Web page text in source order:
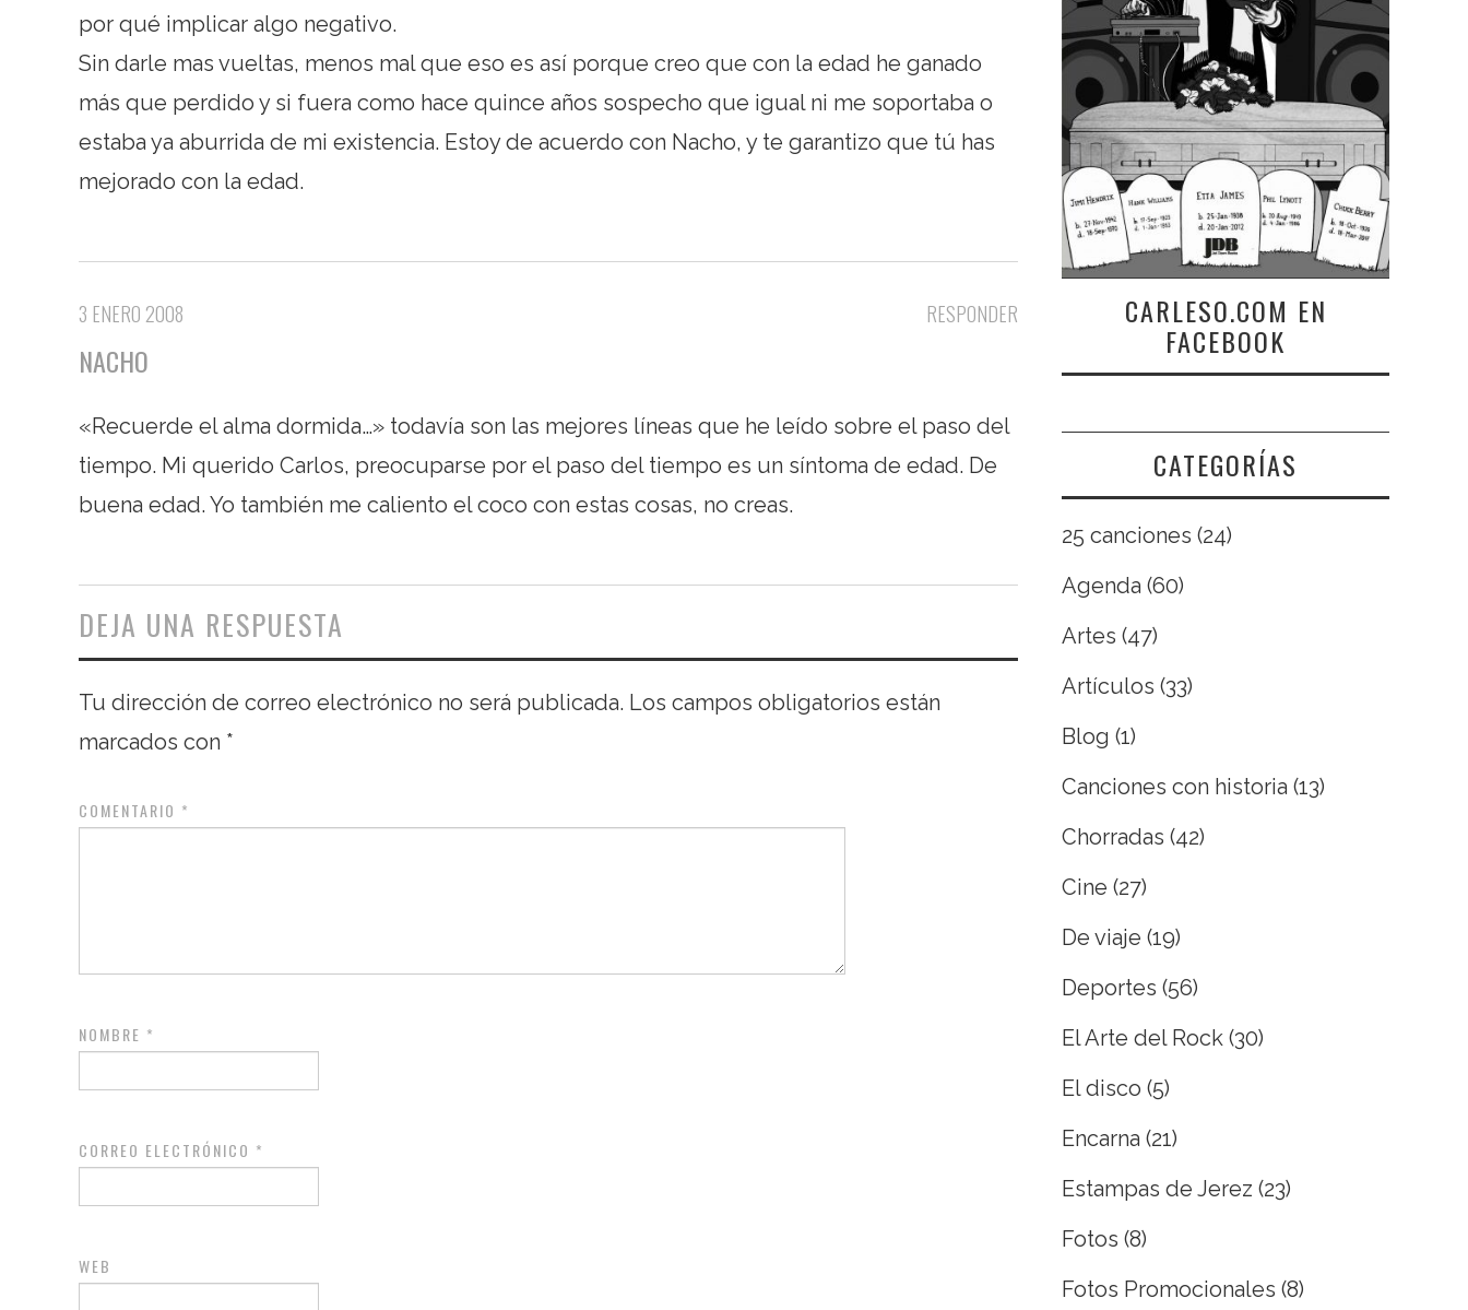
por qué implicar algo negativo.
Sin darle mas vueltas, menos mal que eso es así porque creo que con la edad he ganado
más que perdido y si fuera como hace quince años sospecho que igual ni me soportaba o
estaba ya aburrida de mi existencia. Estoy de acuerdo con Nacho, y te garantizo que tú has
mejorado con la edad.
RESPONDER
3 ENERO 2008
NACHO
«Recuerde el alma dormida…» todavía son las mejores líneas que he leído sobre el paso del
tiempo. Mi querido Carlos, preocuparse por el paso del tiempo es un síntoma de edad. De
buena edad. Yo también me caliento el coco con estas cosas, no creas.
DEJA UNA RESPUESTA
Tu dirección de correo electrónico no será publicada. Los campos obligatorios están
marcados con *
COMENTARIO *
NOMBRE *
CORREO ELECTRÓNICO *
WEB
CARLESO.COM EN
FACEBOOK
CATEGORÍAS
25 canciones (24)
Agenda (60)
Artes (47)
Artículos (33)
Blog (1)
Canciones con historia (13)
Chorradas (42)
Cine (27)
De viaje (19)
Deportes (56)
El Arte del Rock (30)
El disco (5)
Encarna (21)
Estampas de Jerez (23)
Fotos (8)
Fotos Promocionales (8)